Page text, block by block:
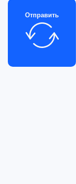
Отправить